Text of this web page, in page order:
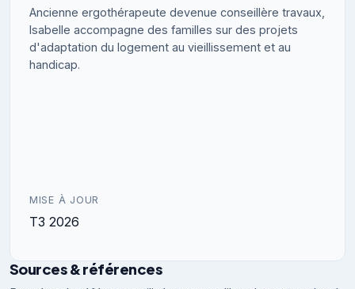
Ancienne ergothérapeute devenue conseillère travaux,
Isabelle accompagne des familles sur des projets
d'adaptation du logement au vieillissement et au
handicap.
MISE À JOUR
T3 2026
Sources & références